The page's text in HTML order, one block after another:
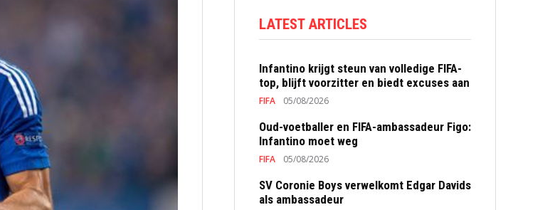
LATEST ARTICLES
Infantino krijgt steun van volledige FIFA-
top, blijft voorzitter en biedt excuses aan
FIFA 05/08/2026
Oud-voetballer en FIFA-ambassadeur Figo:
Infantino moet weg
FIFA 05/08/2026
SV Coronie Boys verwelkomt Edgar Davids
als ambassadeur